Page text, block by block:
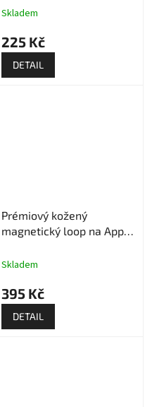
Skladem
225 Kč
DETAIL
Prémiový kožený
magnetický loop na Apple
Skladem
395 Kč
DETAIL